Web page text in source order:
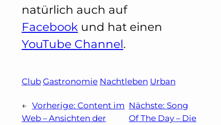
natürlich auch auf
Facebookund hat einen
YouTube Channel.
Club Gastronomie Nachtleben Urban
← Vorherige: Content im
Web – Ansichten der
Nächste: Song
Of The Day – Die